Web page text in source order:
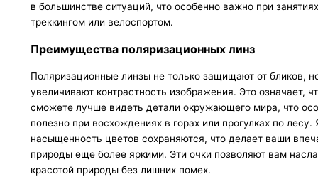
в большинстве ситуаций, что особенно важно при занятиях
треккингом или велоспортом.
Преимущества поляризационных линз
Поляризационные линзы не только защищают от бликов,
увеличивают контрастность изображения. Это означает,
сможете лучше видеть детали окружающего мира, что
полезно при восхождениях в горах или прогулках по лесу.
насыщенность цветов сохраняются, что делает ваши
природы еще более яркими. Эти очки позволяют вам
красотой природы без лишних помех.